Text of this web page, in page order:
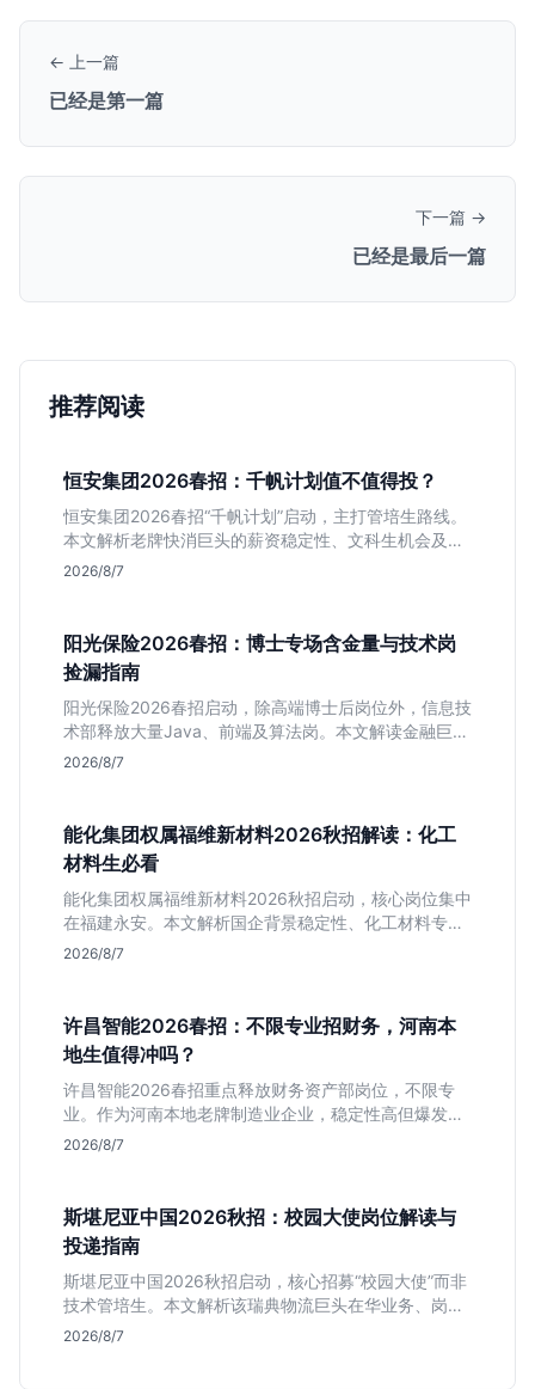
← 上一篇
已经是第一篇
下一篇 →
已经是最后一篇
推荐阅读
恒安集团2026春招：千帆计划值不值得投？
恒安集团2026春招“千帆计划”启动，主打管培生路线。
本文解析老牌快消巨头的薪资稳定性、文科生机会及决
策链条长的局限，帮你判断是否值得投递。
2026/8/7
阳光保险2026春招：博士专场含金量与技术岗
捡漏指南
阳光保险2026春招启动，除高端博士后岗位外，信息技
术部释放大量Java、前端及算法岗。本文解读金融巨头
校招门槛，分析技术岗需求与投递价值，助你快速判断
2026/8/7
能化集团权属福维新材料2026秋招解读：化工
材料生必看
能化集团权属福维新材料2026秋招启动，核心岗位集中
在福建永安。本文解析国企背景稳定性、化工材料专业
匹配度及工作地点限制，助理工科生判断是否值得投
2026/8/7
许昌智能2026春招：不限专业招财务，河南本
地生值得冲吗？
许昌智能2026春招重点释放财务资产部岗位，不限专
业。作为河南本地老牌制造业企业，稳定性高但爆发涨
薪机会少。适合想在本地积累工业场景经验的应届生。
2026/8/7
斯堪尼亚中国2026秋招：校园大使岗位解读与
投递指南
斯堪尼亚中国2026秋招启动，核心招募“校园大使”而非
技术管培生。本文解析该瑞典物流巨头在华业务、岗位
真实职责及不限专业背后的竞争逻辑，助你判断是否值
2026/8/7